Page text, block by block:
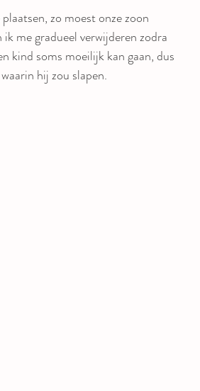
zo moest onze zoon
me gradueel verwijderen zodra
kind soms moeilijk kan gaan, dus
hij zou slapen.